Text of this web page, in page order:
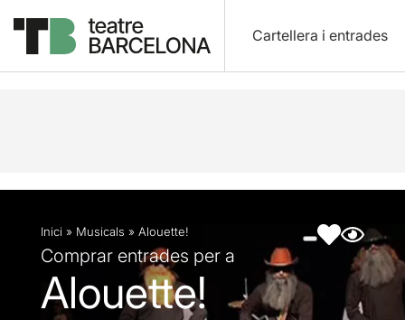
Cartellera i entrades
Descripció Fitxa artística Fotos i vídeos
Inici » Musicals » Alouette!
Comprar entrades per a
Alouette!